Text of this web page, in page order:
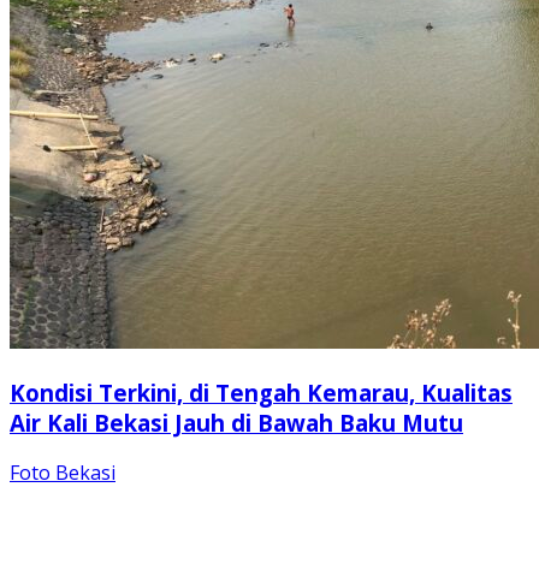
Kondisi Terkini, di Tengah Kemarau, Kualitas
Air Kali Bekasi Jauh di Bawah Baku Mutu
Foto Bekasi